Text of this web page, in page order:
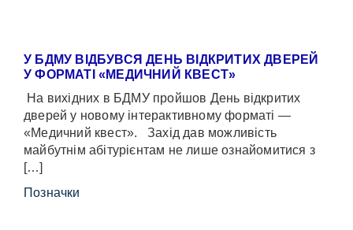
У БДМУ ВІДБУВСЯ ДЕНЬ ВІДКРИТИХ ДВЕРЕЙ
У ФОРМАТІ «МЕДИЧНИЙ КВЕСТ»
На вихідних в БДМУ пройшов День відкритих
дверей у новому інтерактивному форматі —
«Медичний квест». Захід дав можливість
майбутнім абітурієнтам не лише ознайомитися з
[…]
Позначки